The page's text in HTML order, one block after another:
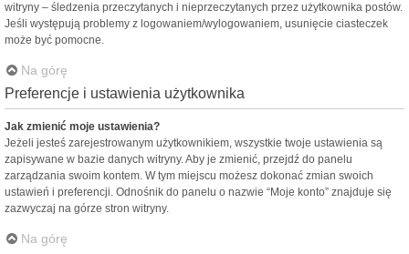
witryny – śledzenia przeczytanych i nieprzeczytanych przez użytkownika postów.
Jeśli występują problemy z logowaniem/wylogowaniem, usunięcie ciasteczek
może być pomocne.
Na górę
Preferencje i ustawienia użytkownika
Jak zmienić moje ustawienia?
Jeżeli jesteś zarejestrowanym użytkownikiem, wszystkie twoje ustawienia są
zapisywane w bazie danych witryny. Aby je zmienić, przejdź do panelu
zarządzania swoim kontem. W tym miejscu możesz dokonać zmian swoich
ustawień i preferencji. Odnośnik do panelu o nazwie “Moje konto” znajduje się
zazwyczaj na górze stron witryny.
Na górę